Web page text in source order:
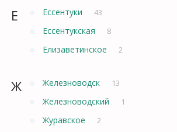
Е Ессентуки 43
Ессентукская 8
Елизаветинское 2
Ж Железноводск 13
Железноводский 1
Журавское 2